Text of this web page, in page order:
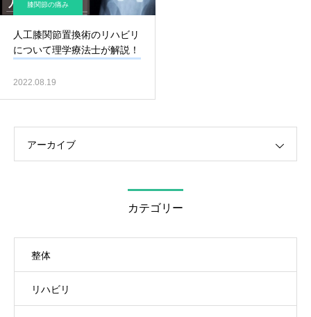
膝関節の痛み
人工膝関節置換術のリハビリ
について理学療法士が解説！
2022.08.19
アーカイブ
カテゴリー
整体
リハビリ